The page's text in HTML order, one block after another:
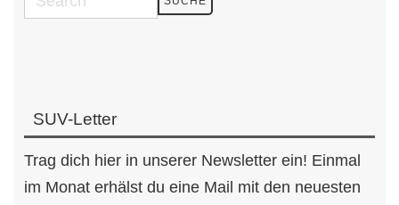
SUV-Letter
Trag dich hier in unserer Newsletter ein! Einmal
im Monat erhälst du eine Mail mit den neuesten